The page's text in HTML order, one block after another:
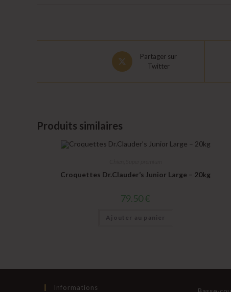
Opens
in
Partager sur
Twitter
Produits similaires
Croquettes Dr.Clauder’s Junior Large – 20kg
79.50€
Ajouter au panier
Informations